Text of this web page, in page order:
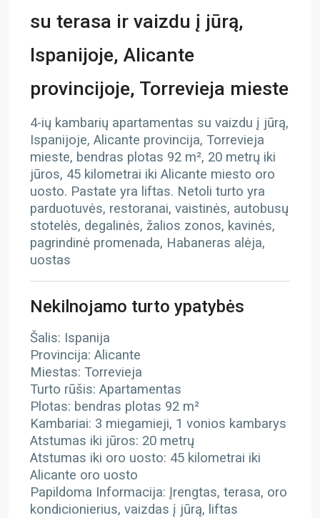
su terasa ir vaizdu į jūrą,
Ispanijoje, Alicante
provincijoje, Torrevieja mieste
4-ių kambarių apartamentas su vaizdu į jūrą,
Ispanijoje, Alicante provincija, Torrevieja
mieste, bendras plotas 92 m², 20 metrų iki
jūros, 45 kilometrai iki Alicante miesto oro
uosto. Pastate yra liftas. Netoli turto yra
parduotuvės, restoranai, vaistinės, autobusų
stotelės, degalinės, žalios zonos, kavinės,
pagrindinė promenada, Habaneras alėja,
uostas
Nekilnojamo turto ypatybės
Šalis: Ispanija
Provincija: Alicante
Miestas: Torrevieja
Turto rūšis: Apartamentas
Plotas: bendras plotas 92 m²
Kambariai: 3 miegamieji, 1 vonios kambarys
Atstumas iki jūros: 20 metrų
Atstumas iki oro uosto: 45 kilometrai iki
Alicante oro uosto
Papildoma Informacija: Įrengtas, terasa, oro
kondicionierius, vaizdas į jūrą, liftas